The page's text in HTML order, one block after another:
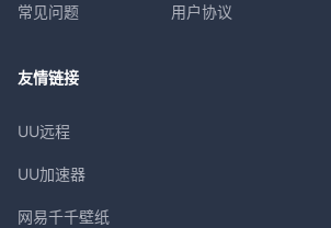
常见问题 用户协议
友情链接
UU远程
UU加速器
网易千千壁纸